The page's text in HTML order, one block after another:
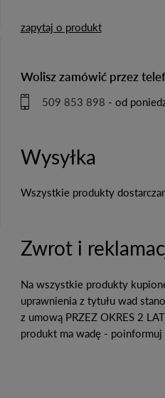
zapytaj o produkt
Wolisz zamówić przez
509 853 898 - od
Wysyłka
Wszystkie produkty
Zwrot i
Na wszystkie produkty
uprawnienia z tytułu wad
z umową PRZEZ OKRES 2
produkt ma wadę - poinformuj